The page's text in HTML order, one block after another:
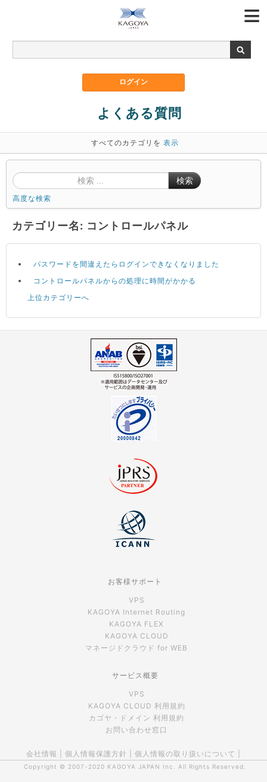
よくある質問
すべてのカテゴリを 表示
検索
高度な検索
カテゴリー名: コントロールパネル
パスワードを間違えたらログインできなくなりました
コントロールパネルからの処理に時間がかかる
上位カテゴリーへ
お客様サポート
VPS
KAGOYA Internet Routing
KAGOYA FLEX
KAGOYA CLOUD
マネージドクラウド for WEB
サービス概要
VPS
KAGOYA CLOUD 利用規約
カゴヤ・ドメイン 利用規約
お問い合わせ窓口
会社情報 個人情報保護方針 個人情報の取り扱いについて
Copyright © 2007-2020 KAGOYA JAPAN Inc. All Rights Reserved.